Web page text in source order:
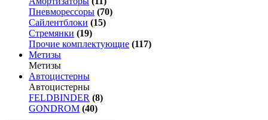
Пневморессоры (70)
Сайлентблоки (15)
Стремянки (19)
Прочие комплектующие (117)
Метизы
Метизы
Автоцистерны
Автоцистерны
FELDBINDER (8)
GONDROM (40)